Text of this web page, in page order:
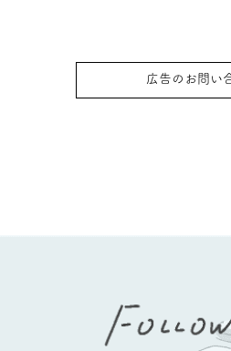
広告のお問い